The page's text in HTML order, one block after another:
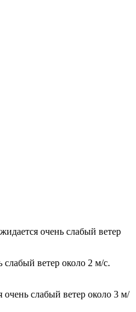
очень слабый ветер
ветер около 2 м/с.
слабый ветер около 3 м/